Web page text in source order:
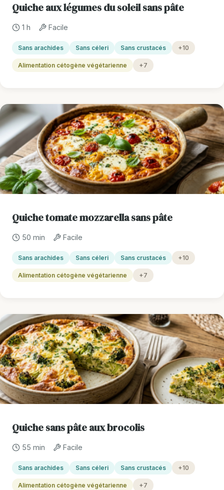
Quiche aux légumes du soleil sans pâte
1 h Facile
Sans arachides Sans céleri Sans crustacés +10
Alimentation cétogène végétarienne +7
Quiche tomate mozzarella sans pâte
50 min Facile
Sans arachides Sans céleri Sans crustacés +10
Alimentation cétogène végétarienne +7
Quiche sans pâte aux brocolis
55 min Facile
Sans arachides Sans céleri Sans crustacés +10
Alimentation cétogène végétarienne +7